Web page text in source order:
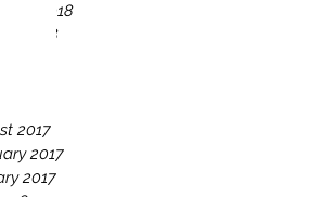
2018
2018
2017
2017
2017